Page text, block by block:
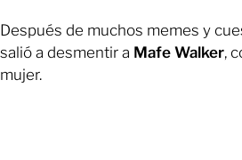
Después de muchos memes y
salió a desmentir a Mafe Walker,
mujer.